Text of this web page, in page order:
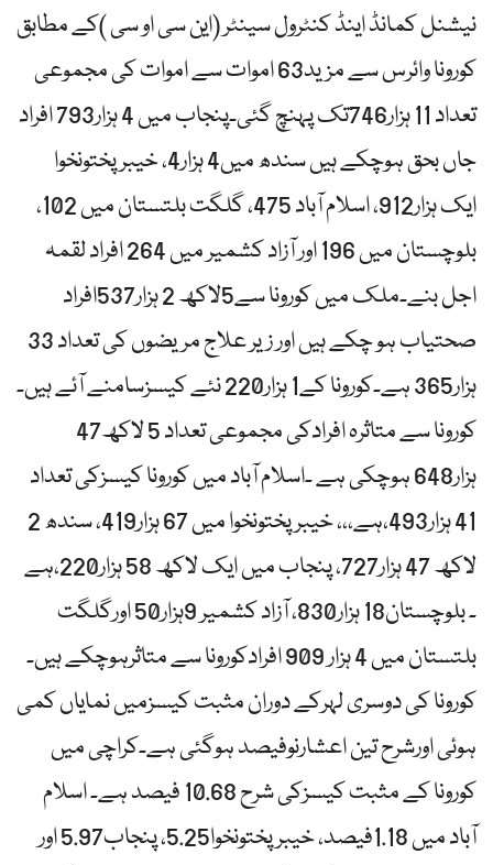
نیشنل کمانڈ اینڈ کنٹرول سینٹر (این سی او سی )کے مطابق
کورونا وائرس سے مزید63 اموات سے اموات کی مجموعی
تعداد 11 ہزار746تک پہنچ گئی۔پنجاب میں 4 ہزار793 افراد
جاں بحق ہوچکے ہیں سندھ میں4 ہزار4، خیبر پختونخوا
ایک ہزار912، اسلام آباد 475، گلگت بلتستان میں 102،
بلوچستان میں 196 اور آزاد کشمیر میں 264 افراد لقمہ
اجل بنے۔ملک میں کورونا سے5لاکھ 2 ہزار537افراد
صحتیاب ہو چکے ہیں اور زیر علاج مریضوں کی تعداد 33
ہزار365 ہے۔کورونا کے1 ہزار220 نئے کیسزسامنے آئے ہیں۔
کورونا سے متاثرہ افرادکی مجموعی تعداد 5 لاکھ47
ہزار648 ہوچکی ہے ۔اسلام آباد میں کورونا کیسزکی تعداد
41 ہزار493،ہے،،، خیبرپختونخوا میں 67 ہزار419، سندھ 2
لاکھ 47 ہزار727، پنجاب میں ایک لاکھ 58 ہزار220،ہے
۔ بلوچستان18 ہزار830، آزاد کشمیر 9ہزار50 اورگلگت
بلتستان میں 4 ہزار 909 افرادکورونا سے متاثرہوچکے ہیں۔
کورونا کی دوسری لہرکے دوران مثبت کیسزمیں نمایاں کمی
ہوئی اورشرح تین اعشارنوفیصد ہوگئی ہے۔کراچی میں
کورونا کے مثبت کیسزکی شرح 10.68 فیصد ہے۔ اسلام
آباد میں 1.18فیصد، خیبرپختونخوا5.25، پنجاب5.97 اور